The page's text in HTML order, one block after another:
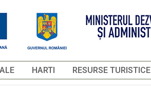
HARTI RESURSE TURISTICE